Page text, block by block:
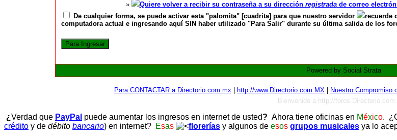
»
Quiere volver a recibir su contraseña a su dirección registradade correo
De cualquier forma, se puede activar esta "palomita" [cuadrita] para que nuestro servidor
recuerde
computadora actual e ingresando aquí SIN haber utilizado "Para Salir" durante su última salida de los
Powered by Social Strata
Para CONTACTAR a Directorio.com.mx http://www.Directorio.com.MX Nuestro Compromiso
Bienvenido a http://
¿Verdad que PayPal puede aumentar los ingresos en internet de usted? Ahora tiene oficinas en México.
crédito y de débito bancario) en internet? Esas florerías y algunos de esos grupos musicales ya lo